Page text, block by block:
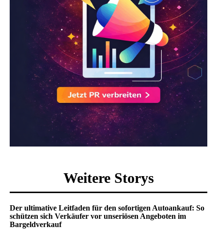
Weitere Storys
Der ultimative Leitfaden für den sofortigen Autoankauf: So
schützen sich Verkäufer vor unseriösen Angeboten im
Bargeldverkauf